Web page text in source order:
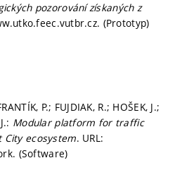
pozorování získaných z
(Prototyp)
P.; FUJDIAK, R.; HOŠEK, J.;
Modular platform for traffic
ecosystem. URL:
(Software)